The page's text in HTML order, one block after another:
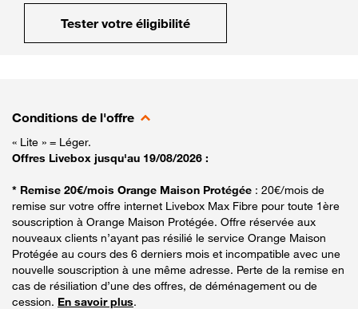
Tester votre éligibilité
Conditions de l'offre
« Lite » = Léger.
Offres Livebox jusqu'au 19/08/2026 :
* Remise 20€/mois Orange Maison Protégée : 20€/mois de
remise sur votre offre internet Livebox Max Fibre pour toute 1ère
souscription à Orange Maison Protégée. Offre réservée aux
nouveaux clients n’ayant pas résilié le service Orange Maison
Protégée au cours des 6 derniers mois et incompatible avec une
nouvelle souscription à une même adresse. Perte de la remise en
cas de résiliation d’une des offres, de déménagement ou de
cession. En savoir plus.